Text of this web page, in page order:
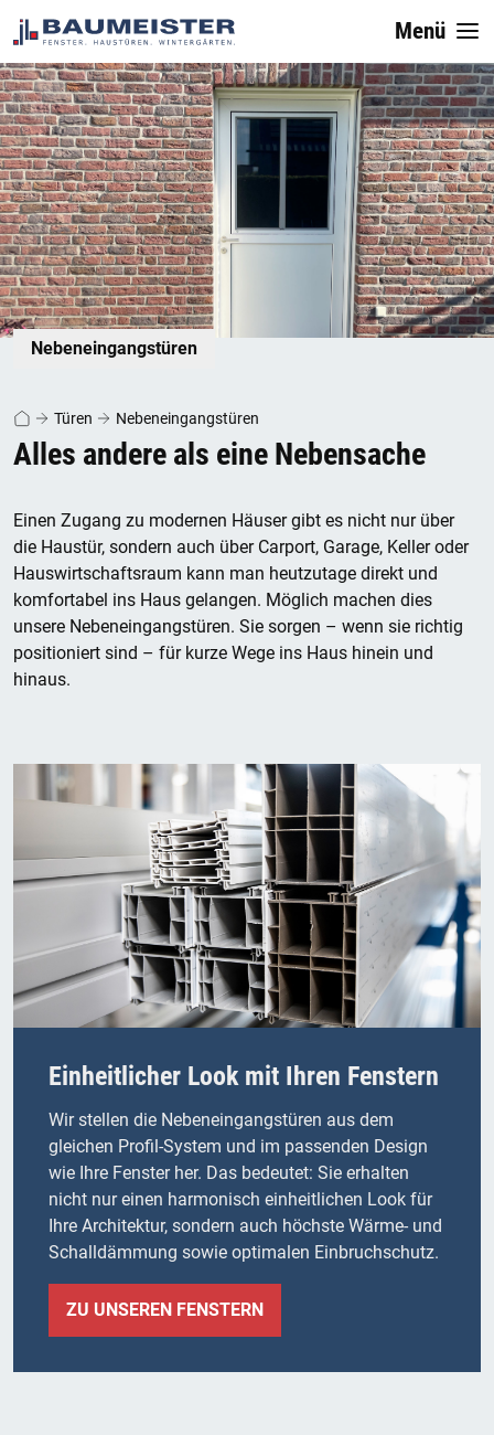
Menü
Nebeneingangstüren
Türen Nebeneingangstüren
Alles andere als eine Nebensache
Einen Zugang zu modernen Häuser gibt es nicht nur über
die Haustür, sondern auch über Carport, Garage, Keller oder
Hauswirtschaftsraum kann man heutzutage direkt und
komfortabel ins Haus gelangen. Möglich machen dies
unsere Nebeneingangstüren. Sie sorgen – wenn sie richtig
positioniert sind – für kurze Wege ins Haus hinein und
hinaus.
Einheitlicher Look mit Ihren Fenstern
Wir stellen die Nebeneingangstüren aus dem
gleichen Profil-System und im passenden Design
wie Ihre Fenster her. Das bedeutet: Sie erhalten
nicht nur einen harmonisch einheitlichen Look für
Ihre Architektur, sondern auch höchste Wärme- und
Schalldämmung sowie optimalen Einbruchschutz.
ZU UNSEREN FENSTERN